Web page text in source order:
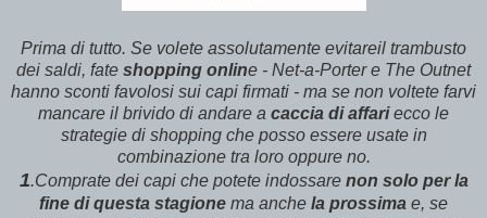
Prima di tutto. Se volete assolutamente evitareil trambusto
dei saldi, fate shopping online - Net-a-Porter e The Outnet
hanno sconti favolosi sui capi firmati - ma se non voltete farvi
mancare il brivido di andare a caccia di affariecco le
strategie di shopping che posso essere usate in
combinazione tra loro oppure no.
1.Comprate dei capi che potete indossare non solo per la
fine di questa stagione ma anche la prossima e, se